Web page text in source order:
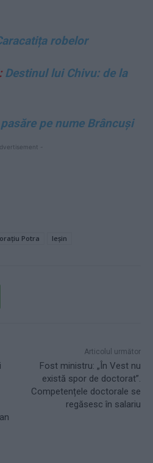
robelor
Destinul lui Chivu: de la
pe nume Brâncuși
-
Potra leșin
Articolul următor
Fost ministru: „În Vest nu
există spor de doctorat”.
Competențele doctorale se
regăsesc în salariu